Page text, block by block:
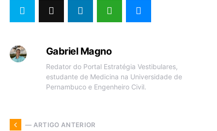
Gabriel Magno
Redator do Portal Estratégia Vestibulares,
estudante de Medicina na Universidade de
Pernambuco e Engenheiro Civil.
— ARTIGO ANTERIOR